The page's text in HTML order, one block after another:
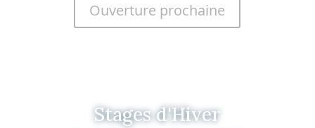
Ouverture prochaine
Stages d'Hiver